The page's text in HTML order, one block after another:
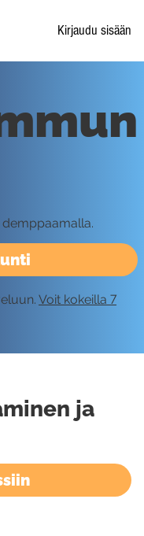
Kirjaudu sisään
Voit kokeilla 7
ja